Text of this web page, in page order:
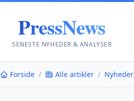
PressNews
SENESTE NYHEDER & ANALYSER
Forside / Alle artikler / Nyheder